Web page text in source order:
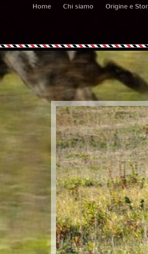
Home Chi siamo Origine e